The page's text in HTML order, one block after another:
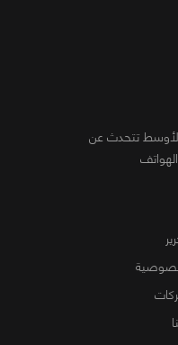
الأوسط تتحدث عن